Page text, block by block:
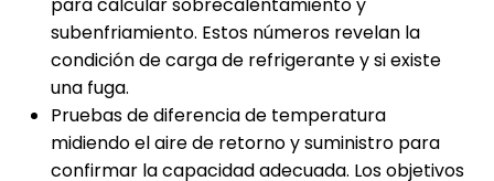
para calcular sobrecalentamiento y
subenfriamiento. Estos números revelan la
condición de carga de refrigerante y si existe
una fuga.
Pruebas de diferencia de temperatura
midiendo el aire de retorno y suministro para
confirmar la capacidad adecuada. Los objetivos